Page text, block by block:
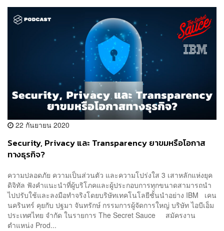
22 กันยายน 2020
Security, Privacy และ Transparency ยาขมหรือโอกาส
ทางธุรกิจ?
ความปลอดภัย ความเป็นส่วนตัว และความโปร่งใส 3 เสาหลักแห่งยุค
ดิจิทัล ฟังคำแนะนำที่ผู้บริโภคและผู้ประกอบการทุกขนาดสามารถนำ
ไปปรับใช้และลงมือทำจริงโดยบริษัทเทคโนโลยีชั้นนำอย่าง IBM เคน
นครินทร์ คุยกับ ปฐมา จันทรักษ์ กรรมการผู้จัดการใหญ่ บริษัท ไอบีเอ็ม
ประเทศไทย จำกัด ในรายการ The Secret Sauce สมัครงาน
ตำแหน่ง Prod...